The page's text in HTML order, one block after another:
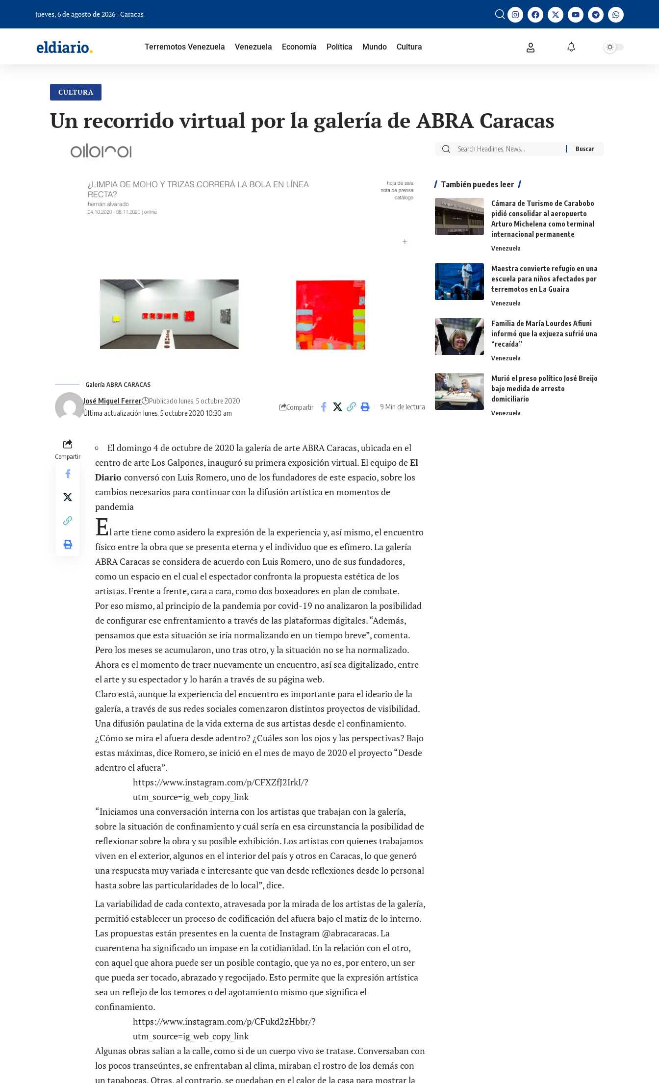
jueves, 6 de agosto de 2026 - Caracas
Terremotos Venezuela Venezuela Economía Política Mundo Cultura
CULTURA
Un recorrido virtual por la galería de ABRA Caracas
Galería ABRA CARACAS
Última actualización lunes, 5 octubre 2020 10:30 am
José Miguel Ferrer Publicado lunes, 5 octubre 2020
Compartir 9 Min de lectura
Compartir
El domingo 4 de octubre de 2020 la galería de arte ABRA Caracas, ubicada en el
centro de arte Los Galpones, inauguró su primera exposición virtual. El equipo deEl
Diario conversó con Luis Romero, uno de los fundadores de este espacio, sobre los
cambios necesarios para continuar con la difusión artística en momentos de
pandemia
El arte tiene como asidero la expresión de la experiencia y, así mismo, el encuentro
físico entre la obra que se presenta eterna y el individuo que es efímero. La galería
ABRA Caracas se considera de acuerdo con Luis Romero, uno de sus fundadores,
como un espacio en el cual el espectador confronta la propuesta estética de los
artistas. Frente a frente, cara a cara, como dos boxeadores en plan de combate.
Por eso mismo, al principio de la pandemia por covid-19 no analizaron la posibilidad
de configurar ese enfrentamiento a través de las plataformas digitales. “Además,
pensamos que esta situación se iría normalizando en un tiempo breve”, comenta.
Pero los meses se acumularon, uno tras otro, y la situación no se ha normalizado.
Ahora es el momento de traer nuevamente un encuentro, así sea digitalizado, entre
el arte y su espectador y lo harán a través de supágina web.
Claro está, aunque la experiencia del encuentro es importante para el ideario de la
galería, a través de sus redes sociales comenzaron distintos proyectos de visibilidad.
Una difusión paulatina de la vida externa de sus artistas desde el confinamiento.
¿Cómo se mira el afuera desde adentro? ¿Cuáles son los ojos y las perspectivas? Bajo
estas máximas, dice Romero, se inició en el mes de mayo de 2020 el proyecto “Desde
adentro el afuera”.
https://www.instagram.com/p/CFXZfJ2IrkI/?
utm_source=ig_web_copy_link
“Iniciamos una conversación interna con los artistas que trabajan con la galería,
sobre la situación de confinamiento y cuál sería en esa circunstancia la posibilidad de
reflexionar sobre la obra y su posible exhibición. Los artistas con quienes trabajamos
viven en el exterior, algunos en el interior del país y otros en Caracas, lo que generó
una respuesta muy variada e interesante que van desde reflexiones desde lo personal
hasta sobre las particularidades de lo local”, dice.
La variabilidad de cada contexto, atravesada por la mirada de los artistas de la galería,
permitió establecer un proceso de codificación del afuera bajo el matiz de lo interno.
Las propuestas están presentes en la cuenta de Instagram @abracaracas.La
cuarentena ha significado un impase en la cotidianidad. En la relación con el otro,
con aquel que ahora puede ser un posible contagio, que ya no es, por entero, un ser
que pueda ser tocado, abrazado y regocijado. Esto permite que la expresión artística
sea un reflejo de los temores o del agotamiento mismo que significa el
confinamiento.
https://www.instagram.com/p/CFukd2zHbbr/?
utm_source=ig_web_copy_link
Algunas obras salían a la calle, como si de un cuerpo vivo se tratase. Conversaban con
los pocos transeúntes, se enfrentaban al clima, miraban el rostro de los demás con
un tapabocas. Otras, al contrario, se quedaban en el calor de la casa para mostrar la
También puedes leer
Cámara de Turismo de Carabobo
pidió consolidar al aeropuerto
Arturo Michelena como terminal
internacional permanente
Venezuela
Maestra convierte refugio en una
escuela para niños afectados por
terremotos en La Guaira
Venezuela
Familia de María Lourdes Afiuni
informó que la exjueza sufrió una
“recaída”
Venezuela
Murió el preso político José Breijo
bajo medida de arresto
domiciliario
Venezuela